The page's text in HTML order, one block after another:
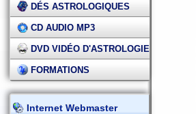
DÉS ASTROLOGIQUES
CD AUDIO MP3
DVD VIDÉO D'ASTROLOGIE
FORMATIONS
Internet Webmaster